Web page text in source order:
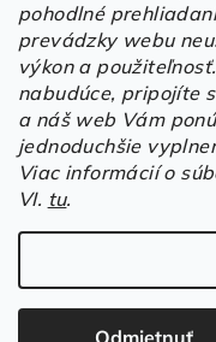
pohodlné
prevádzky webu
výkon a použiteľnosť.
nabudúce, pripojíte
a náš web Vám
jednoduchšie
Viac informácií o
VI. tu.
Odmietnuť
Heureka
Hodnotenie
| Mária
Á
u
e
r